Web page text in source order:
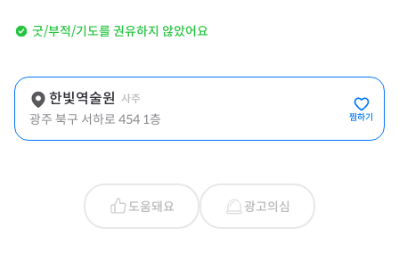
굿/부적/기도를 권유하지 않았어요
한빛역술원 사주
광주 북구 서하로 454 1층 찜하기
도움돼요 광고의심